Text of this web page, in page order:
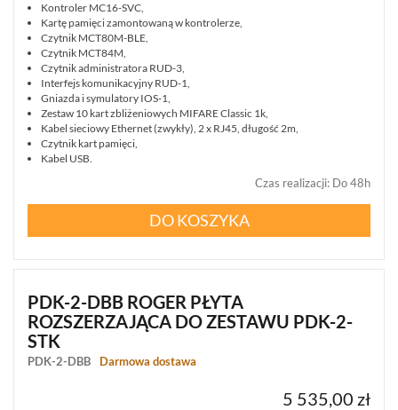
SYSTEM
KONTROLI
DOSTĘPU
ROGER
RACS
(242)
TRANSPONDERY
ZBLIŻENIOWE
(36)
KLAWIATURY
ZAMKI
ELEKTROZACZEPY,
ZAMKI,
DOMYKACZE
(89)
Kontroler MC16-SVC,
Kartę pamięci zamontowaną w kontrolerze,
Czytnik MCT80M-BLE,
Czytnik MCT84M,
Czytnik administratora RUD-3,
Interfejs komunikacyjny RUD-1,
Gniazda i symulatory IOS-1,
Zestaw 10 kart zbliżeniowych MIFARE Classic 1k,
Kabel sieciowy Ethernet (zwykły), 2 x RJ45, długość 2m,
Czytnik kart pamięci,
Kabel USB.
Czas realizacji: Do 48h
DO KOSZYKA
PDK-2-DBB ROGER PŁYTA
ROZSZERZAJĄCA DO ZESTAWU PDK-2-
STK
PDK-2-DBB Darmowa dostawa
5 535,00 zł